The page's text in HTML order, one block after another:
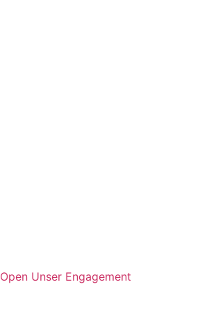
Open Unser Engagement